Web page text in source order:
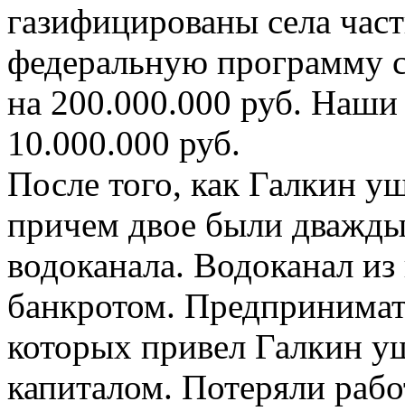
газифицированы села
федеральную программу
на 200.000.000 руб. Наши
10.000.000 руб.
После того, как Галкин
причем двое были
водоканала. Водоканал
банкротом.
которых привел Галкин
капиталом. Потеряли